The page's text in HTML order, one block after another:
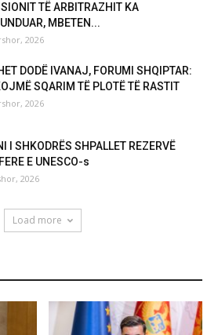
TË ARBITRAZHIT KA
MBETEN...
2026
DODË IVANAJ, FORUMI SHQIPTAR:
SQARIM TË PLOTË TË RASTIT
2026
I SHKODRËS SHPALLET REZERVË
E UNESCO-s
2026
Load more